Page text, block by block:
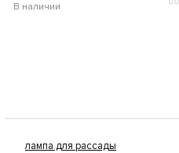
В наличии
лампа для рассады